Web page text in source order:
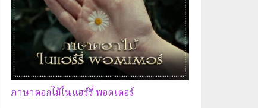
ภาษาดอกไม้ในแฮร์รี่ พอตเตอร์